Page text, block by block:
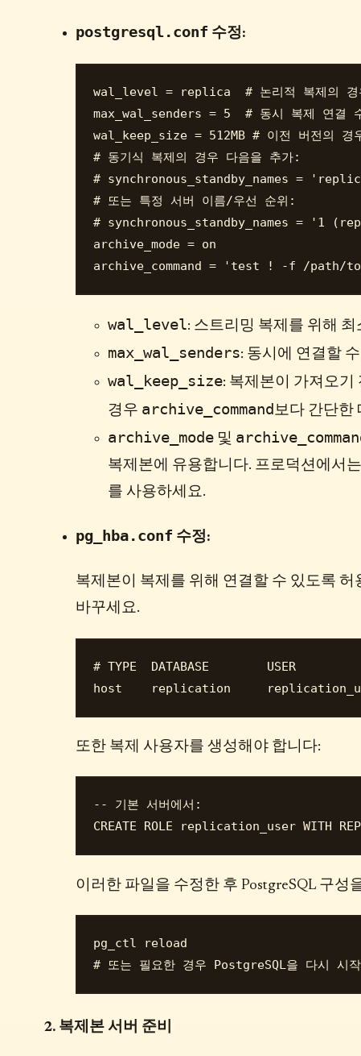
postgresql.conf 수정:
wal_level = replica  # 논리적 복제의
max_wal_senders = 5  # 동시 복제 연결
wal_keep_size = 512MB # 이전 버전의 경
# 동기식 복제의 경우 다음을 추가:
# synchronous_standby_names =
# 또는 특정 서버 이름/우선 순위:
# synchronous_standby_names = '1
archive_mode = on
wal_level: 스트리밍 복제를 위해 최
max_wal_senders: 동시에 연결할
wal_keep_size: 복제본이 가져오기
경우 archive_command 보다 간단한
archive_mode및
복제본에 유용합니다. 프로덕션에서
를 사용하세요.
pg_hba.conf 수정:
복제본이 복제를 위해 연결할 수 있도록 허
바꾸세요.
# TYPE  DATABASE        USER
또한 복제 사용자를 생성해야 합니다:
-- 기본 서버에서:
이러한 파일을 수정한 후 PostgreSQL 구성
pg_ctl reload
2. 복제본 서버 준비